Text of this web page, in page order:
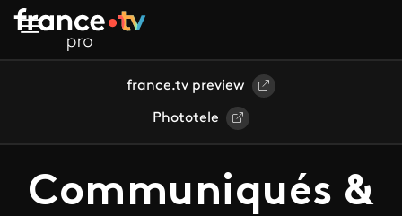
Aller au contenu principal
france.tv preview
Phototele
Communiqués &